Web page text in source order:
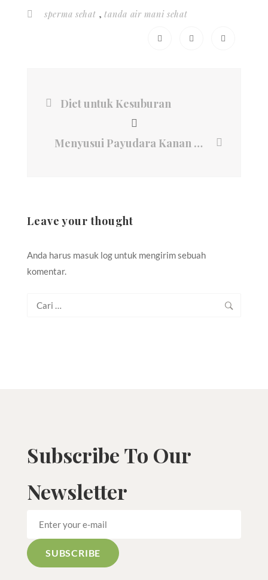
sperma sehat ,tanda air mani sehat
Diet untuk Kesuburan
Menyusui Payudara Kanan dan Kiri
Leave your thought
Anda harus masuk log untuk mengirim sebuah
komentar.
Cari
Subscribe To Our
Newsletter